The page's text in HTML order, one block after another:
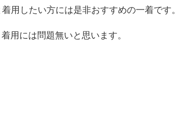
用したい方には是非おすすめの一着です。
用には問題無いと思います。